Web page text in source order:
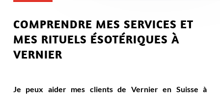
COMPRENDRE MES SERVICES ET
MES RITUELS ÉSOTÉRIQUES À
VERNIER
Je peux aider mes clients de Vernier en Suisse à